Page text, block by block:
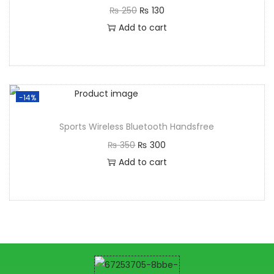
₨250 ₨ 130
Add to cart
-14%
Sports Wireless Bluetooth Handsfree
₨350 ₨ 300
Add to cart